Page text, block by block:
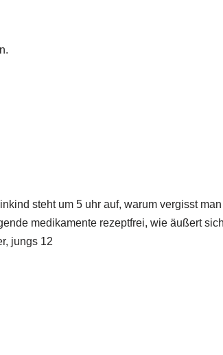
steht um 5 uhr auf, warum vergisst
medikamente rezeptfrei, wie äußert
jungs 12